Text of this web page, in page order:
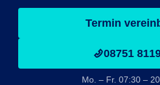
Termin
08751
Mo. – Fr. 07:30 –